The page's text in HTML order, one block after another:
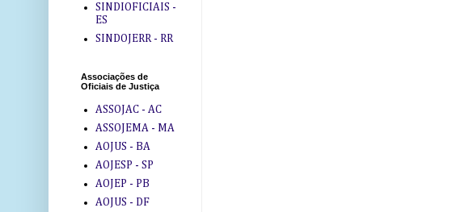
SINDIOFICIAIS -
ES
SINDOJERR - RR
Associações de
Oficiais de Justiça
ASSOJAC - AC
ASSOJEMA - MA
AOJUS - BA
AOJESP - SP
AOJEP - PB
AOJUS - DF